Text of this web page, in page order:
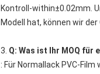
Kontroll-within±0.02mm.
Modell hat, können wir
3. Q: Was ist Ihr MOQ
: Für Normallack PVC-